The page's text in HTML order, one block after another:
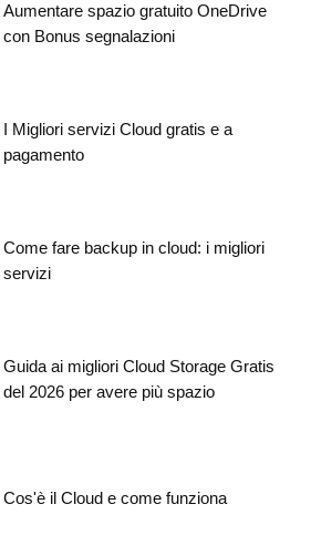
Aumentare spazio gratuito OneDrive
con Bonus segnalazioni
I Migliori servizi Cloud gratis e a
pagamento
Come fare backup in cloud: i migliori
servizi
Guida ai migliori Cloud Storage Gratis
del 2026 per avere più spazio
Cos'è il Cloud e come funziona